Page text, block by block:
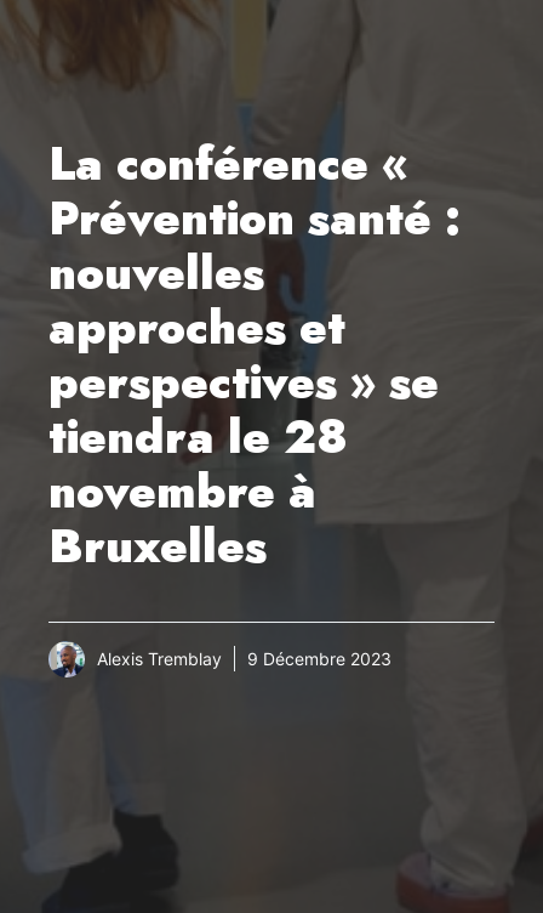
La conférence «
Prévention santé :
nouvelles
approches et
perspectives » se
tiendra le 28
novembre à
Bruxelles
Alexis Tremblay 9 Décembre 2023